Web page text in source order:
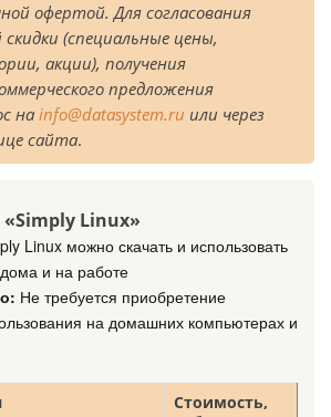
офертой.Для согласования
(специальные цены,
акции), получения
предложения
на info@datasystem.ru или через
сайта.
Linux»
Linux можно скачать и использовать
и на работе
Не требуется приобретение
на домашних компьютерах и
Стоимость,